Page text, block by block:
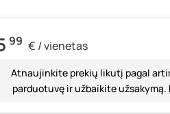
99 € / vienetas
Atnaujinkite prekių likutį pagal
parduotuvę ir užbaikite užsakymą.